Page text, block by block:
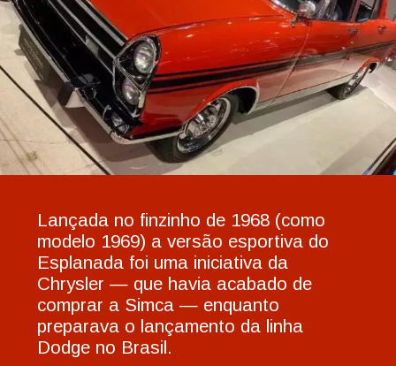
Lançada no finzinho de 1968 (como
modelo 1969) a versão esportiva do
Esplanada foi uma iniciativa da
Chrysler — que havia acabado de
comprar a Simca — enquanto
preparava o lançamento da linha
Dodge no Brasil.